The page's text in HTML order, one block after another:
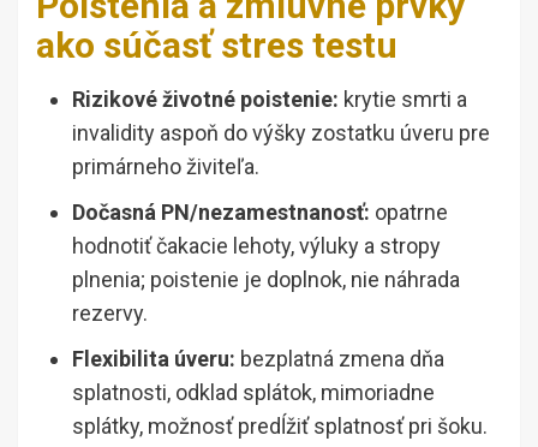
ako súčasť stres testu
Rizikové životné poistenie: krytie smrti a
invalidity aspoň do výšky zostatku úveru pre
primárneho živiteľa.
Dočasná PN/nezamestnanosť: opatrne
hodnotiť čakacie lehoty, výluky a stropy
plnenia; poistenie je doplnok, nie náhrada
rezervy.
Flexibilita úveru: bezplatná zmena dňa
splatnosti, odklad splátok, mimoriadne
splátky, možnosť predĺžiť splatnosť pri šoku.